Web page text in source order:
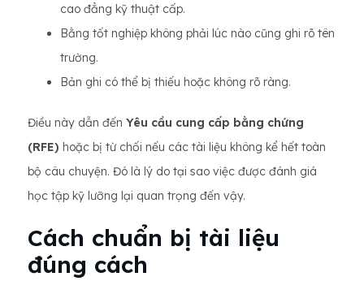
cao đẳng kỹ thuật cấp.
Bằng tốt nghiệp không phải lúc nào cũng ghi rõ tên
trường.
Bản ghi có thể bị thiếu hoặc không rõ ràng.
Điều này dẫn đến Yêu cầu cung cấp bằng chứng
(RFE) hoặc bị từ chối nếu các tài liệu không kể hết toàn
bộ câu chuyện. Đó là lý do tại sao việc được đánh giá
học tập kỹ lưỡng lại quan trọng đến vậy.
Cách chuẩn bị tài liệu
đúng cách